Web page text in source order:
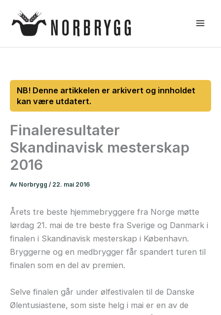
rett
Finaleresultater
Skandinavisk mesterskap
2016
Av Norbrygg / 22. mai 2016
Årets tre beste hjemmebryggere fra Norge møtte
lørdag 21. mai de tre beste fra Sverige og Danmark i
finalen i Skandinavisk mesterskap i København.
Bryggerne og en medbrygger får spandert turen til
finalen som en del av premien.
Selve finalen går under ølfestivalen til de Danske
Ølentusiastene, som siste helg i mai er en av de